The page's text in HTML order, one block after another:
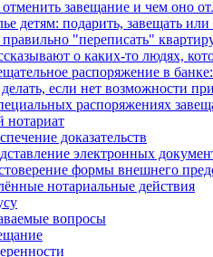
завещание и чем оно
детям: подарить, завещать
"переписать"
о каких-то людях,
распоряжение в
если нет возможности
распоряжениях
нотариат
доказательств
электронных
формы внешнего
нотариальные действия
вопросы